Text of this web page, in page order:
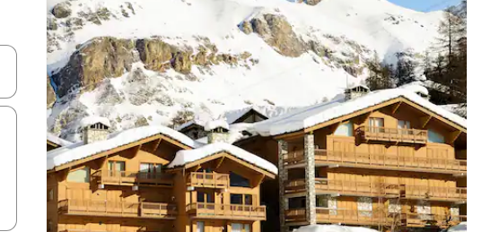
ನ್ಯಾವಿಗೇಟ್ ಮಾಡಿ ಅಥವಾ ಸ್ಪರ್ಶ ಅಥವಾ ಸ್ವೈಪ್ ಗೆಸ್ಚರ್‌ಗಳ ಮೂಲಕ ಅನ್ವೇಷಿಸಿ.